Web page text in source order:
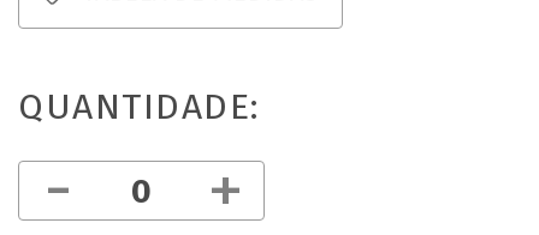
QUANTIDADE:
- +